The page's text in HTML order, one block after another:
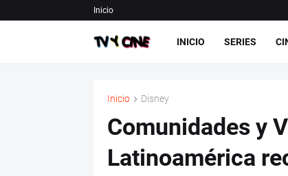
Inicio
INICIO SERIES
Inicio Disney
Comunidades y
Latinoamérica